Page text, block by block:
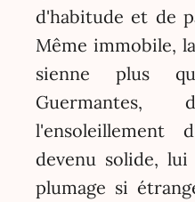
d'habitude et de
Même immobile,
sienne plus
Guermantes,
l'ensoleillement
devenu solide,
plumage si